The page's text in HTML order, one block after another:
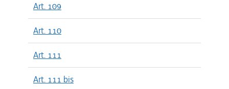
Art. 109
Art. 110
Art. 111
Art. 111 bis